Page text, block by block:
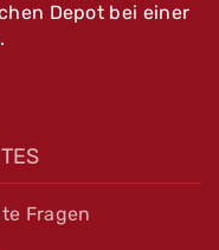
Depot bei einer
Fragen